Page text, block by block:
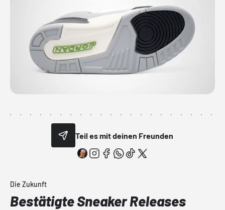
Teil es mit deinen Freunden
Die Zukunft
Bestätigte Sneaker Releases